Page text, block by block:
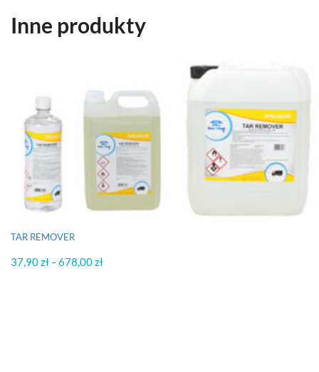
Inne produkty
TAR REMOVER
37,90zł –678,00złZakres